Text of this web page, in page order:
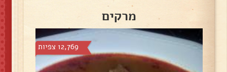
מרקים
12,769 צפיות